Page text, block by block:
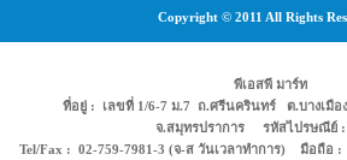
Copyright © 2011 All Rights
พีเอสพี มาร์ท
ที่อยู่ : เลขที่ 1/6-7 ม.7 ถ.ศรีนครินทร์ ต.บางเมือ
จ.สมุทรปราการ รหัสไปรษณีย์ :
Tel/Fax : 02-759-7981-3 (จ-ส วันเวลาทำการ) มือถือ :